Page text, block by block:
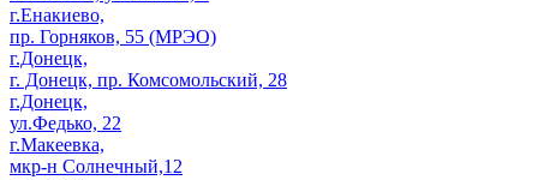
г.Енакиево,
пр. Горняков, 55 (МРЭО)
г.Донецк,
г. Донецк, пр. Комсомольский, 28
г.Донецк,
ул.Федько, 22
г.Макеевка,
мкр-н Солнечный,12